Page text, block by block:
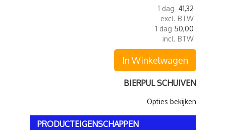
1 dag 41,32
excl. BTW
1 dag 50,00
incl. BTW
In Winkelwagen
BIERPUL SCHUIVEN
Opties bekijken
PRODUCTEIGENSCHAPPEN